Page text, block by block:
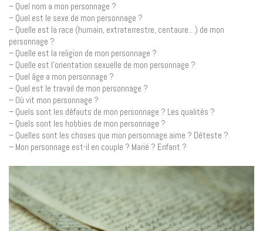
– Quel nom a mon personnage ?
– Quel est le sexe de mon personnage ?
– Quelle est la race (humain, extraterrestre, centaure…) de mon
personnage ?
– Quelle est la religion de mon personnage ?
– Quelle est l’orientation sexuelle de mon personnage ?
– Quel âge a mon personnage ?
– Quel est le travail de mon personnage ?
– Où vit mon personnage ?
– Quels sont les défauts de mon personnage ? Les qualités ?
– Quels sont les hobbies de mon personnage ?
– Quelles sont les choses que mon personnage aime ? Déteste ?
– Mon personnage est-il en couple ? Marié ? Enfant ?